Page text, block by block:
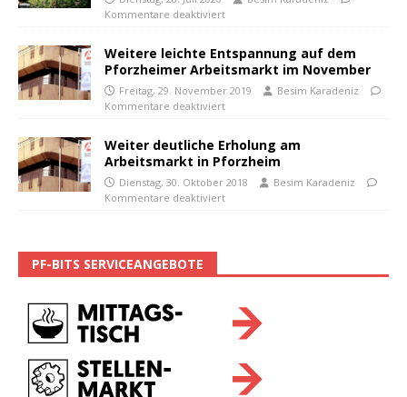
Kommentare deaktiviert
Weitere leichte Entspannung auf dem
Pforzheimer Arbeitsmarkt im November
Freitag, 29. November 2019
Besim Karadeniz
Kommentare deaktiviert
Weiter deutliche Erholung am
Arbeitsmarkt in Pforzheim
Dienstag, 30. Oktober 2018
Besim Karadeniz
Kommentare deaktiviert
PF-BITS SERVICEANGEBOTE